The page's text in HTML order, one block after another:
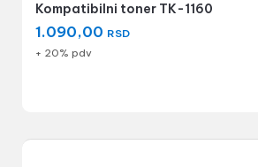
Kompatibilni toner TK-1160
1.090,00 RSD
+ 20% pdv